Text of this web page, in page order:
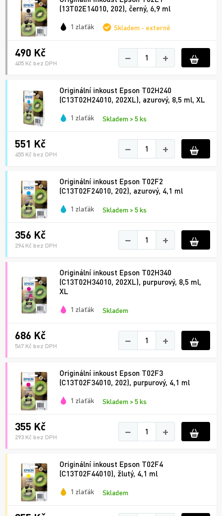
(13T02E14010, 202), černý, 6,9 ml
1 zlaťák Skladem - externě
490 Kč
405 Kč bez DPH − +
Originální inkoust Epson T02H240
(C13T02H24010, 202XL), azurový, 8,5 ml, XL
1 zlaťák Skladem > 5 ks
551 Kč
455 Kč bez DPH − +
Originální inkoust Epson T02F2
(C13T02F24010, 202), azurový, 4,1 ml
1 zlaťák Skladem > 5 ks
356 Kč
294 Kč bez DPH − +
Originální inkoust Epson T02H340
(C13T02H34010, 202XL), purpurový, 8,5 ml,
XL
1 zlaťák Skladem
686 Kč
567 Kč bez DPH − +
Originální inkoust Epson T02F3
(C13T02F34010, 202), purpurový, 4,1 ml
1 zlaťák Skladem > 5 ks
355 Kč
293 Kč bez DPH − +
Originální inkoust Epson T02F4
(C13T02F44010), žlutý, 4,1 ml
1 zlaťák Skladem